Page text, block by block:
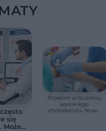
się
Może
Przełom w leczeniu
wysokiego
cholesterolu. Nowa